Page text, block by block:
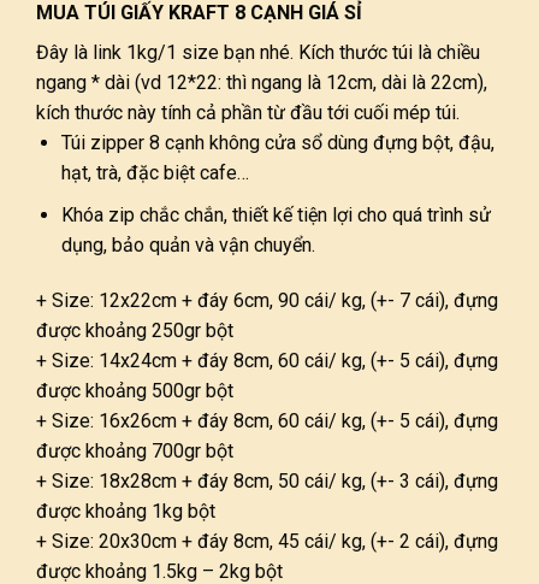
MUA TÚI GIẤY KRAFT 8 CẠNH GIÁ SỈ
Đây là link 1kg/1 size bạn nhé. Kích thước túi là chiều
ngang * dài (vd 12*22: thì ngang là 12cm, dài là 22cm),
kích thước này tính cả phần từ đầu tới cuối mép túi.
Túi zipper 8 cạnh không cửa sổ dùng đựng bột, đậu,
hạt, trà, đặc biệt cafe…
Khóa zip chắc chắn, thiết kế tiện lợi cho quá trình sử
dụng, bảo quản và vận chuyển.
+ Size: 12x22cm + đáy 6cm, 90 cái/ kg, (+- 7 cái), đựng
được khoảng 250gr bột
+ Size: 14x24cm + đáy 8cm, 60 cái/ kg, (+- 5 cái), đựng
được khoảng 500gr bột
+ Size: 16x26cm + đáy 8cm, 60 cái/ kg, (+- 5 cái), đựng
được khoảng 700gr bột
+ Size: 18x28cm + đáy 8cm, 50 cái/ kg, (+- 3 cái), đựng
được khoảng 1kg bột
+ Size: 20x30cm + đáy 8cm, 45 cái/ kg, (+- 2 cái), đựng
được khoảng 1.5kg – 2kg bột